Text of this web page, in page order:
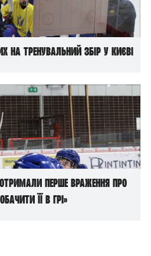
на тренувальний збір у Києві
перше враження про
її в грі»